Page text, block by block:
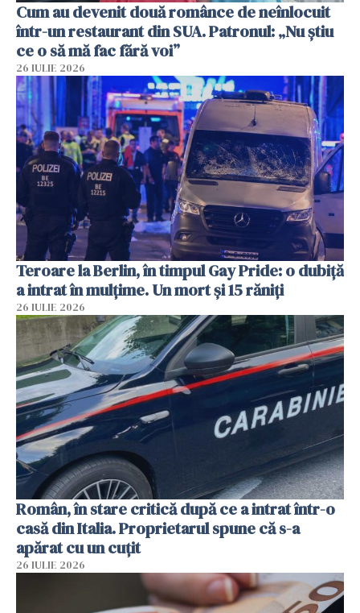
Cum au devenit două românce de neînlocuit
într-un restaurant din SUA. Patronul: „Nu știu
ce o să mă fac fără voi”
26 IULIE 2026
Teroare la Berlin, în timpul Gay Pride: o dubiță
a intrat în mulțime. Un mort și 15 răniți
26 IULIE 2026
Român, în stare critică după ce a intrat într-o
casă din Italia. Proprietarul spune că s-a
apărat cu un cuțit
26 IULIE 2026